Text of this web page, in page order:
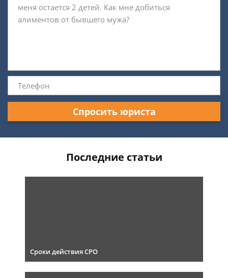
Спросить юриста
Последние статьи
Сроки действия СРО